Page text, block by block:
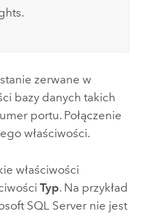
.
zerwane w
bazy danych takich
portu. Połączenie
właściwości.
właściwości
Typ. Na przykład
SQL Servernie jest